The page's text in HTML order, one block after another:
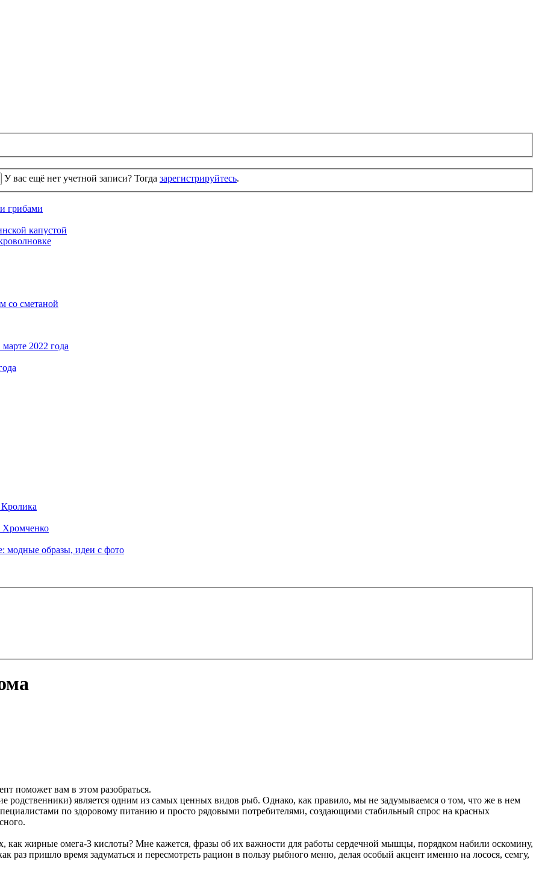
У вас ещё нет учетной записи? Тогда зарегистрируйтесь.
грибами
капустой
со сметаной
2022 года
Хромченко
модные образы, идеи с фото
поможет вам в этом разобраться.
родственники) является одним из самых ценных видов рыб. Однако, как правило, мы не задумываемся о том, что же в нем
по здоровому питанию и просто рядовыми потребителями, создающими стабильный спрос на красных
как жирные омега-3 кислоты? Мне кажется, фразы об их важности для работы сердечной мышцы, порядком набили оскомину,
раз пришло время задуматься и пересмотреть рацион в пользу рыбного меню, делая особый акцент именно на лосося, семгу,